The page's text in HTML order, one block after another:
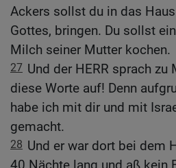
Ackers sollst du in das
Gottes, bringen. Du sollst
Milch seiner Mutter kochen.
27 Und der HERR sprach zu
diese Worte auf! Denn
habe ich mit dir und mit
gemacht.
28 Und er war dort bei dem